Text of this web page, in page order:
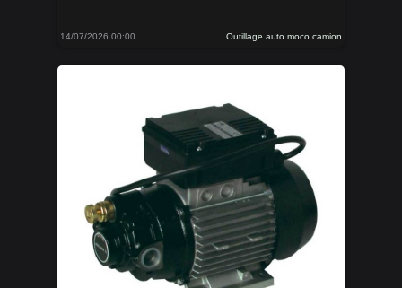
14/07/2026 00:00 Outillage auto moco camion